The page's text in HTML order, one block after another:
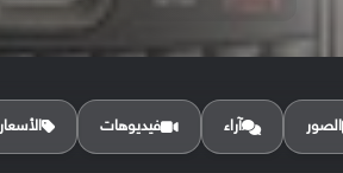
الصور آراء فيديوهات الأسعار